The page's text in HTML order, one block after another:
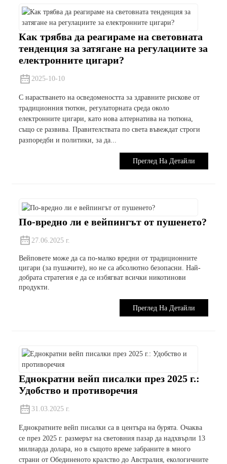
Как трябва да реагираме на световната
тенденция за затягане на регулациите за
електронните цигари?
2025-10-10
С нарастването на осведомеността за здравните рискове от
традиционния тютюн, регулаторната среда около
електронните цигари, като нова алтернатива на тютюна,
също се развива. Правителствата по света въвеждат строги
разпоредби и политики, за да...
Преглед На Детайли
По-вредно ли е вейпингът от пушенето?
27.06.2025 г.
Вейповете може да са по-малко вредни от традиционните
цигари (за пушачите), но не са абсолютно безопасни. Най-
добрата стратегия е да се избягват всички никотинови
продукти.
Преглед На Детайли
Еднократни вейп писалки през 2025 г.:
Удобство и противоречия
31.03.2025 г.
Еднократните вейп писалки са в центъра на бурята. Очаква
се през 2025 г. размерът на световния пазар да надхвърли 13
милиарда долара, но в същото време забраните в много
страни от Обединеното кралство до Австралия, екологичните